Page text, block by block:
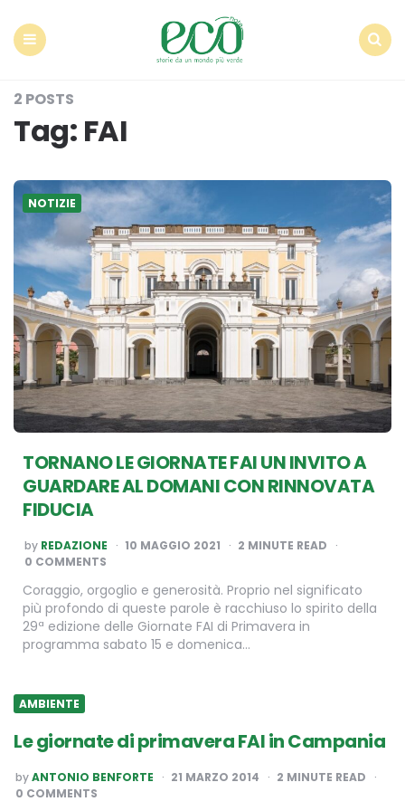
2 POSTS
Tag: FAI
NOTIZIE
TORNANO LE GIORNATE FAI UN INVITO A
GUARDARE AL DOMANI CON RINNOVATA
FIDUCIA
POSTED
BY
by REDAZIONE 10 MAGGIO 2021 2 MINUTE READ
0 COMMENTS
Coraggio, orgoglio e generosità. Proprio nel significato
più profondo di queste parole è racchiuso lo spirito della
29ª edizione delle Giornate FAI di Primavera in
programma sabato 15 e domenica…
AMBIENTE
Le giornate di primavera FAI in Campania
POSTED
BY
byANTONIO BENFORTE 21 MARZO 2014 2 MINUTE READ
0 COMMENTS